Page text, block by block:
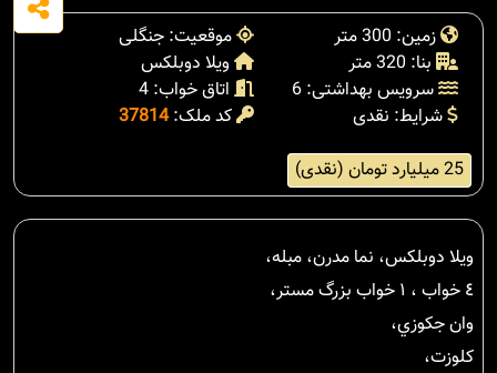
زمین: 300 متر
موقعیت: جنگلی
بنا: 320 متر
ویلا دوبلکس
سرویس بهداشتی: 6
اتاق خواب: 4
شرایط: نقدی
کد ملک:37814
25 میلیارد تومان (نقدی)
ويلا دوبلكس، نما مدرن، مبله،
٤ خواب ، ١ خواب بزرگ مستر،
وان جكوزي،
كلوزت،